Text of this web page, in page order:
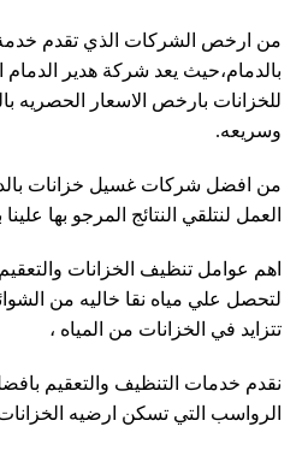
من ارخص الشركات الذي تقدم
بالدمام،حيث يعد شركة هدير
للخزانات بارخص الاسعار الحصريه
وسريعه.
من افضل شركات غسيل خزانات
العمل لنتلقي النتائج المرجو بها
اهم عوامل تنظيف الخزانات
لتحصل علي مياه نقا خاليه من
تتزايد في الخزانات من المياه ،
نقدم خدمات التنظيف والتعقيم
الرواسب التي تسكن ارضيه